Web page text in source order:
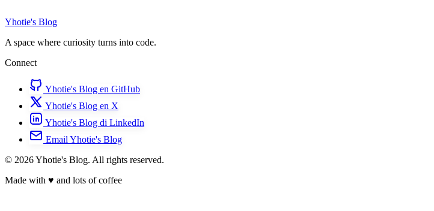
Yhotie's Blog
A space where curiosity turns into code.
Connect
Yhotie's Blog en GitHub
Yhotie's Blog en X
Yhotie's Blog di LinkedIn
Email Yhotie's Blog
© 2026 Yhotie's Blog. All rights reserved.
Made with ♥ and lots of coffee